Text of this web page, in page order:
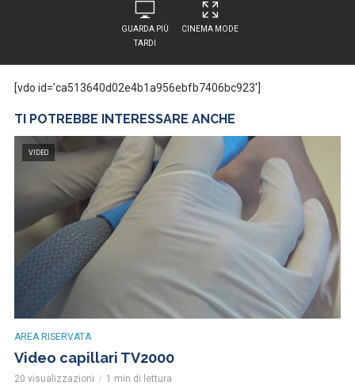
GUARDA PIÙ
TARDI
CINEMA MODE
[vdo id=’ca513640d02e4b1a956ebfb7406bc923′]
TI POTREBBE INTERESSARE ANCHE
VIDEO
AREA RISERVATA
Video capillari TV2000
20 visualizzazioni 1 min di lettura